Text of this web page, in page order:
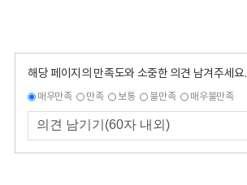
해당 페이지의 만족도와 소중한 의견 남겨주세요.
매우만족 만족 보통 불만족 매우불만족